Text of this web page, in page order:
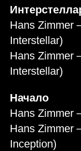
Hans Zimmer
Interstellar)
Hans Zimmer
Interstellar)
Начало
Hans Zimmer
Hans Zimmer
Inception)